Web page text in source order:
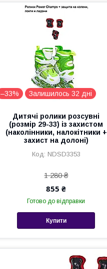
–33% Залишилось 32 дні
Дитячі ролики розсувні
(розмір 29-33) із захистом
(наколінники, налокітники +
захист на долоні)
NDSD3353
1 280 ₴
855 ₴
Готово до відправки
Купити